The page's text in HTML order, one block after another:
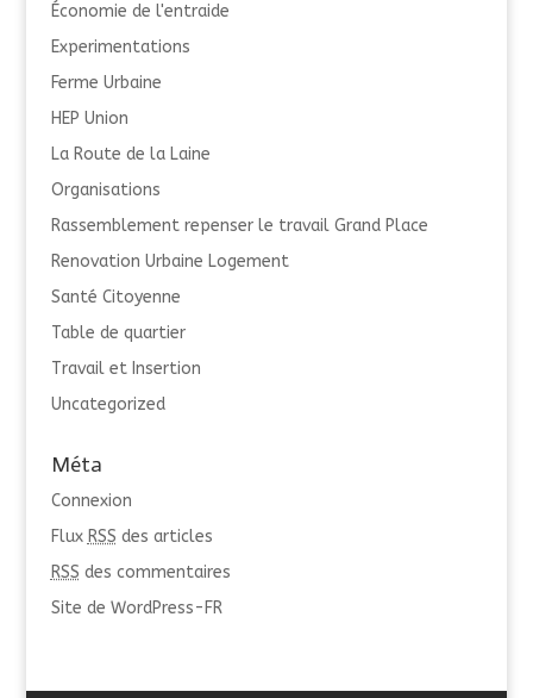
Économie de l'entraide
Experimentations
Ferme Urbaine
HEP Union
La Route de la Laine
Organisations
Rassemblement repenser le travail Grand Place
Renovation Urbaine Logement
Santé Citoyenne
Table de quartier
Travail et Insertion
Uncategorized
Méta
Connexion
Flux RSS des articles
RSS des commentaires
Site de WordPress-FR